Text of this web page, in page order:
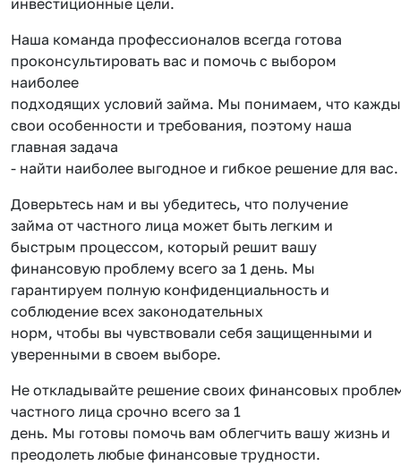
Наша команда профессионалов всегда готова
проконсультировать вас и помочь с выбором
наиболее
подходящих условий займа. Мы понимаем, что
свои особенности и требования, поэтому наша
главная задача
- найти наиболее выгодное и гибкое решение для вас.
Доверьтесь нам и вы убедитесь, что получение
займа от частного лица может быть легким и
быстрым процессом, который решит вашу
финансовую проблему всего за 1 день. Мы
гарантируем полную конфиденциальность и
соблюдение всех законодательных
норм, чтобы вы чувствовали себя защищенными и
уверенными в своем выборе.
Не откладывайте решение своих финансовых
частного лица срочно всего за 1
день. Мы готовы помочь вам облегчить вашу жизнь и
преодолеть любые финансовые трудности.